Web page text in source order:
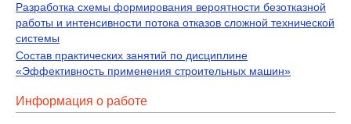
Разработка схемы формирования вероятности безотказной
работы и интенсивности потока отказов сложной технической
системы
Состав практических занятий по дисциплине
«Эффективность применения строительных машин»
Информация о работе